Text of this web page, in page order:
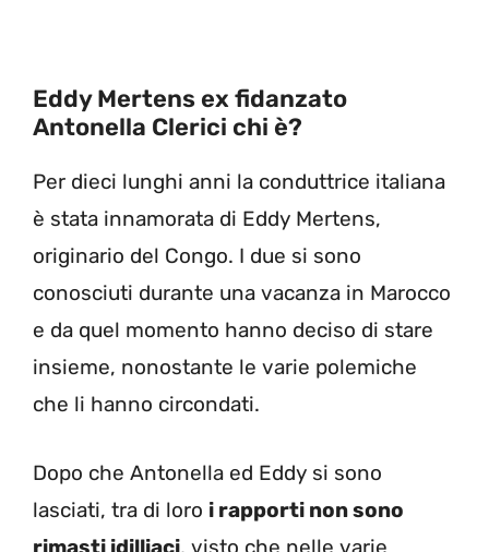
Eddy Mertens ex fidanzato
Antonella Clerici chi è?
Per dieci lunghi anni la conduttrice italiana
è stata innamorata di Eddy Mertens,
originario del Congo. I due si sono
conosciuti durante una vacanza in Marocco
e da quel momento hanno deciso di stare
insieme, nonostante le varie polemiche
che li hanno circondati.
Dopo che Antonella ed Eddy si sono
lasciati, tra di loro i rapporti non sono
rimasti idilliaci, visto che nelle varie